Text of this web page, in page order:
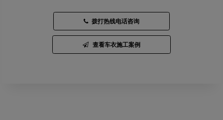
拨打热线电话咨询
查看车衣施工案例